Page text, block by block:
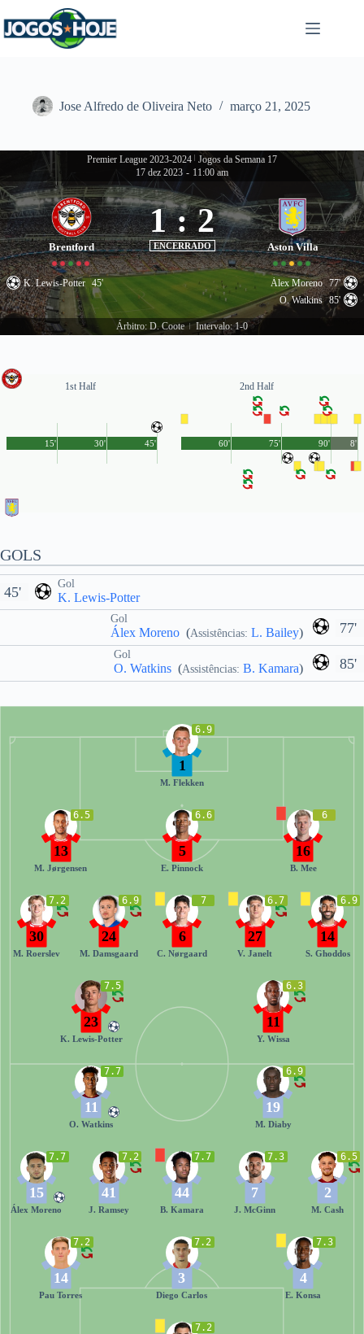
para
o
Jose Alfredo de Oliveira Neto março 21, 2025
Premier League 2023-2024 Jogos da Semana 17
17 dez 2023 - 11:00 am
Brentford
1 : 2
ENCERRADO Aston Villa
K. Lewis-Potter 45' Álex Moreno 77'
O. Watkins 85'
Árbitro: D. Coote Intervalo: 1-0
1st Half
45'
15' 30'
2nd Half
90'
60' 75' 8'
GOLS
Gol
K. Lewis-Potter
45'
77'
Gol
Álex Moreno (Assistências: L. Bailey)
85'
Gol
O. Watkins (Assistências: B. Kamara)
6.9
1
M. Flekken
6
16
B. Mee
6.6
5
E. Pinnock
6.5
13
M. Jørgensen
6.9
14
S. Ghoddos
6.7
27
V. Janelt
7
6
C. Nørgaard
6.9
24
M. Damsgaard
7.2
30
M. Roerslev
6.3
11
Y. Wissa
7.5
23
K. Lewis-Potter
7.2
7.2
14
Pau Torres
7.2
3
Diego Carlos
7.3
4
E. Konsa
7.7
15
Álex Moreno
7.2
41
J. Ramsey
7.7
44
B. Kamara
7.3
7
J. McGinn
6.5
2
M. Cash
7.7
11
O. Watkins
6.9
19
M. Diaby